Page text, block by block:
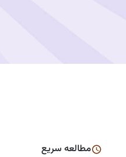
مطالعه سریع